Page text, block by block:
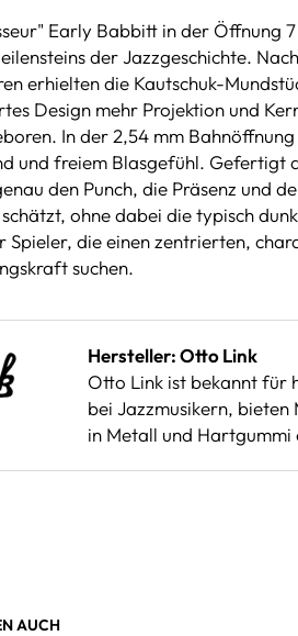
Early Babbitt in der Öffnung
der Jazzgeschichte.
erhielten die Kautschuk-
Design mehr Projektion und
In der 2,54 mm
und freiem Blasgefühl. Gefertigt
den Punch, die Präsenz und
ohne dabei die typisch
Spieler, die einen zentrierten,
suchen.
Hersteller: Otto Link
Otto Link ist bekannt für
bei Jazzmusikern, bieten
in Metall und
AUCH